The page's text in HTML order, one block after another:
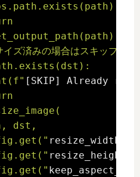
ズ済みの場合はスキップ
[SKIP] Already
dst,
resize_width
resize_height